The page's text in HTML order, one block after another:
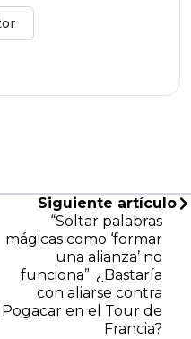
Siguiente artículo
“Soltar palabras
mágicas como ‘formar
una alianza’ no
funciona”: ¿Bastaría
con aliarse contra
Pogacar en el Tour de
Francia?